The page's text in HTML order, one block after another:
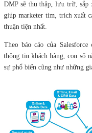
DMP sẽ thu thập, lưu trữ, sắp
giúp marketer tìm, trích xuất
thuận tiện nhất.
Theo báo cáo của
thông tin khách hàng, con số
sự phổ biến cũng như những